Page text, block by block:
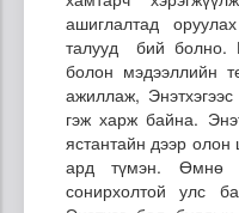
ашиглалтад
талууд бий болно.
болон мэдээллийн
ажиллаж,
гэж харж байна.
ястантайн дээр
ард түмэн. Өмнө
сонирхолтой улс